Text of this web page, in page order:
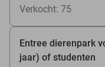
Verkocht: 75
Entree dierenpark
jaar) of studenten